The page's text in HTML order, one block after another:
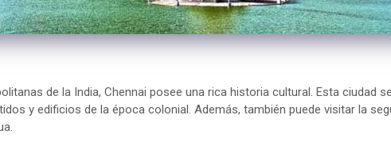
de la India, Chennai posee una rica historia cultural. Esta ciudad
y edificios de la época colonial. Además, también puede visitar la